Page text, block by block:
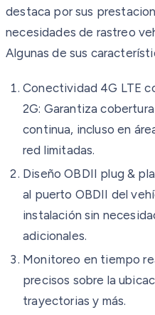
destaca por sus
necesidades de rastreo
Algunas de sus
Conectividad 4G LTE
2G: Garantiza
continua, incluso en
red limitadas.
Diseño OBDII plug &
al puerto OBDII del
instalación sin
adicionales.
Monitoreo en tiempo
precisos sobre la
trayectorias y más.